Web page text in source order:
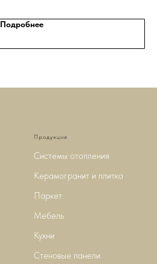
Подробнее
Продукция
Системы отопления
Керамогранит и плитка
Паркет
Мебель
Кухни
Стеновые панели